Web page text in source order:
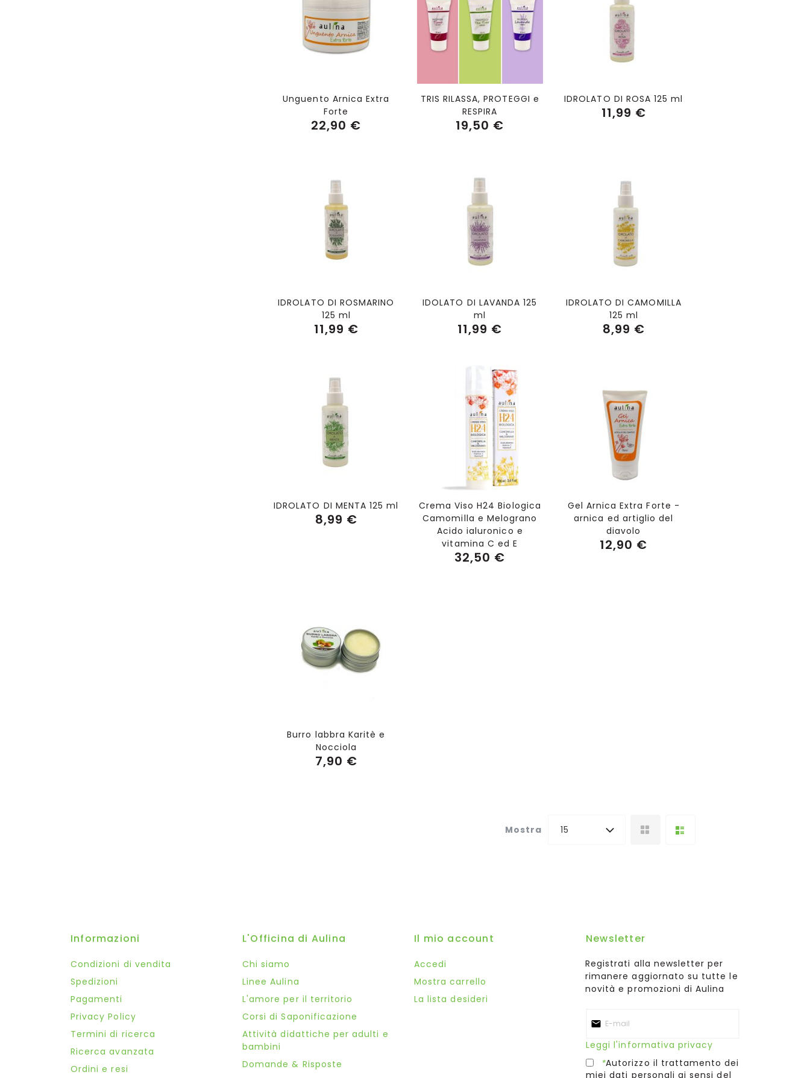
Unguento Arnica Extra
Forte
22,90 €
TRIS RILASSA, PROTEGGI e
RESPIRA
19,50 €
IDROLATO DI ROSA 125 ml
11,99 €
IDROLATO DI ROSMARINO
125 ml
11,99 €
IDOLATO DI LAVANDA 125
ml
11,99 €
IDROLATO DI CAMOMILLA
125 ml
8,99 €
IDROLATO DI MENTA 125 ml
8,99 €
Crema Viso H24 Biologica
Camomilla e Melograno
Acido ialuronico e
vitamina C ed E
32,50 €
Gel Arnica Extra Forte -
arnica ed artiglio del
diavolo
12,90 €
Burro labbra Karitè e
Nocciola
7,90 €
Mostra 15
Informazioni
Condizioni di vendita
Spedizioni
Pagamenti
Privacy Policy
Termini di ricerca
Ricerca avanzata
Ordini e resi
L'Officina di Aulina
Chi siamo
Linee Aulina
L'amore per il territorio
Corsi di Saponificazione
Attività didattiche per adulti e
bambini
Domande & Risposte
Il mio account
Accedi
Mostra carrello
La lista desideri
Newsletter
Registrati alla newsletter per
rimanere aggiornato su tutte le
novità e promozioni di Aulina
Leggi l'informativa privacy
*Autorizzo il trattamento dei
miei dati personali ai sensi del